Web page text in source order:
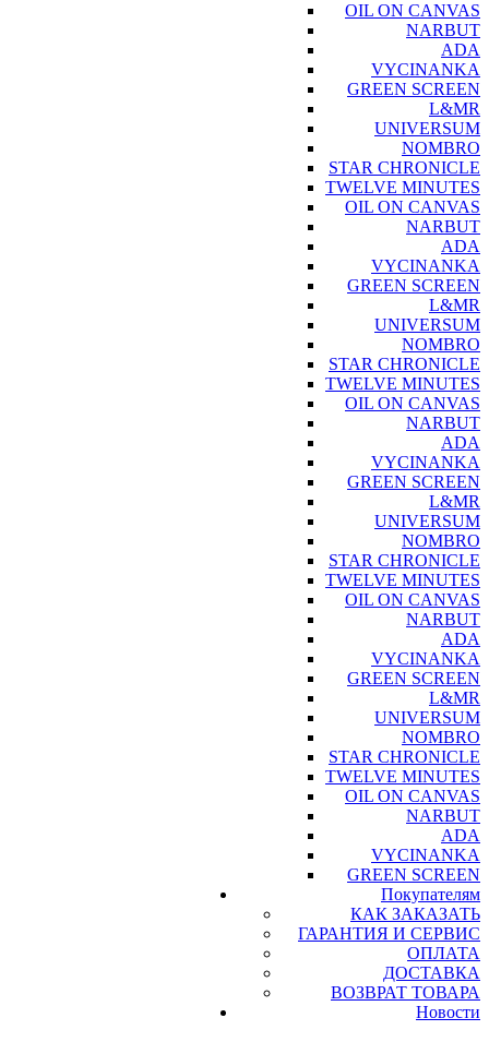
OIL ON CANVAS
NARBUT
ADA
VYCINANKA
GREEN SCREEN
L&MR
UNIVERSUM
NOMBRO
STAR CHRONICLE
TWELVE MINUTES
OIL ON CANVAS
NARBUT
ADA
VYCINANKA
GREEN SCREEN
L&MR
UNIVERSUM
NOMBRO
STAR CHRONICLE
TWELVE MINUTES
OIL ON CANVAS
NARBUT
ADA
VYCINANKA
GREEN SCREEN
L&MR
UNIVERSUM
NOMBRO
STAR CHRONICLE
TWELVE MINUTES
OIL ON CANVAS
NARBUT
ADA
VYCINANKA
GREEN SCREEN
L&MR
UNIVERSUM
NOMBRO
STAR CHRONICLE
TWELVE MINUTES
OIL ON CANVAS
NARBUT
ADA
VYCINANKA
GREEN SCREEN
Покупателям
КАК ЗАКАЗАТЬ
ГАРАНТИЯ И СЕРВИС
ОПЛАТА
ДОСТАВКА
ВОЗВРАТ ТОВАРА
Новости